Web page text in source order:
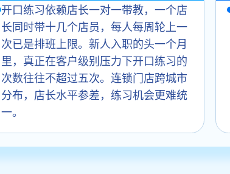
开口练习依赖店长一对一带教，一个店
长同时带十几个店员，每人每周轮上一
次已是排班上限。新人入职的头一个月
里，真正在客户级别压力下开口练习的
次数往往不超过五次。连锁门店跨城市
分布，店长水平参差，练习机会更难统
一。